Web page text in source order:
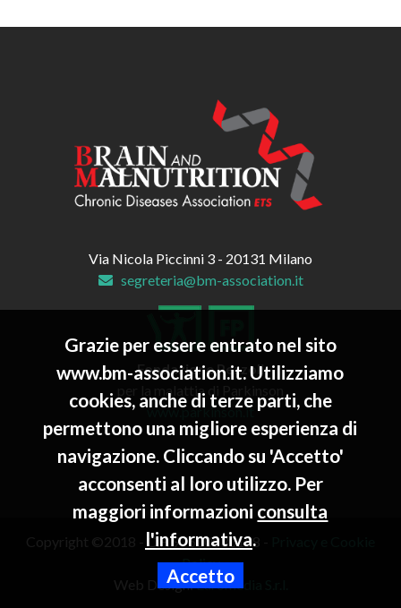
Via Nicola Piccinni 3 - 20131 Milano
segreteria@bm-association.it
Fondazione Pezzoli
per la malattia di Parkinson
www.parkinson.it
Copyright ©2018 - C.F. 97600830158 -
Policy
Web Design:Euromedia S.r.l.
Grazie per essere entrato nel sito
www.bm-association.it. Utilizziamo
cookies, anche di terze parti, che
permettono una migliore esperienza di
navigazione. Cliccando su 'Accetto'
acconsenti al loro utilizzo. Per
maggiori informazioni consulta
l'informativa.
Accetto